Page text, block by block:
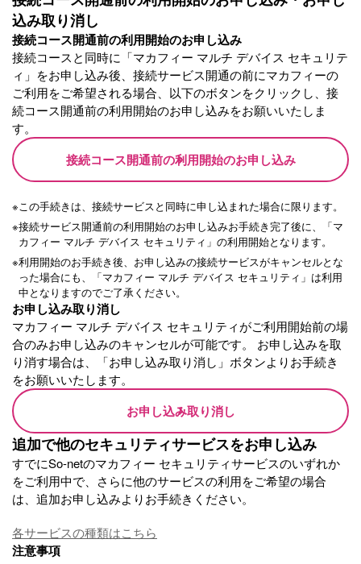
込み取り消し
接続コース開通前の利用開始のお申し込み
接続コースと同時に「マカフィー マルチ デバイス セキュリテ
ィ」をお申し込み後、接続サービス開通の前にマカフィーの
ご利用をご希望される場合、以下のボタンをクリックし、接
続コース開通前の利用開始のお申し込みをお願いいたしま
す。
接続コース開通前の利用開始のお申し込み
※この手続きは、接続サービスと同時に申し込まれた場合に限ります。
※接続サービス開通前の利用開始のお申し込みお手続き完了後に、「マ
カフィー マルチ デバイス セキュリティ」の利用開始となります。
※利用開始のお手続き後、お申し込みの接続サービスがキャンセルとな
った場合にも、「マカフィー マルチ デバイス セキュリティ」は利用
中となりますのでご了承ください。
お申し込み取り消し
マカフィー マルチ デバイス セキュリティがご利用開始前の場
合のみお申し込みのキャンセルが可能です。 お申し込みを取
り消す場合は、「お申し込み取り消し」ボタンよりお手続き
をお願いいたします。
お申し込み取り消し
追加で他のセキュリティサービスをお申し込み
すでにSo-netのマカフィー セキュリティサービスのいずれか
をご利用中で、さらに他のサービスの利用をご希望の場合
は、追加お申し込みよりお手続きください。
各サービスの種類はこちら
注意事項